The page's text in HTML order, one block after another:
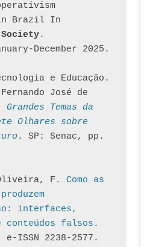
Brazil In
.
December 2025.
e Educação.
José de
Grandes Temas da
Olhares sobre
. SP: Senac, pp.
F. Como as
interfaces,
conteúdos falsos
e-ISSN 2238-2577.